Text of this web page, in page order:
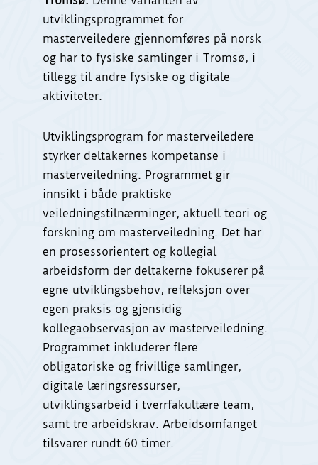
utviklingsprogrammet for
masterveiledere gjennomføres på norsk
og har to fysiske samlinger i Tromsø, i
tillegg til andre fysiske og digitale
aktiviteter.
Utviklingsprogram for masterveiledere
styrker deltakernes kompetanse i
masterveiledning. Programmet gir
innsikt i både praktiske
veiledningstilnærminger, aktuell teori og
forskning om masterveiledning. Det har
en prosessorientert og kollegial
arbeidsform der deltakerne fokuserer på
egne utviklingsbehov, refleksjon over
egen praksis og gjensidig
kollegaobservasjon av masterveiledning.
Programmet inkluderer flere
obligatoriske og frivillige samlinger,
digitale læringsressurser,
utviklingsarbeid i tverrfakultære team,
samt tre arbeidskrav. Arbeidsomfanget
tilsvarer rundt 60 timer.